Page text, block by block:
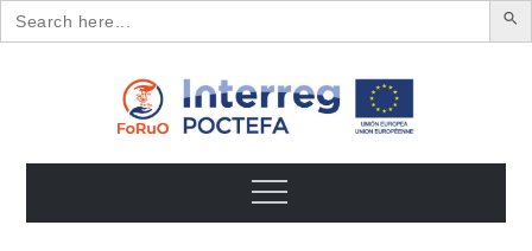
Search
for:
FoRuO
frutos
Menu